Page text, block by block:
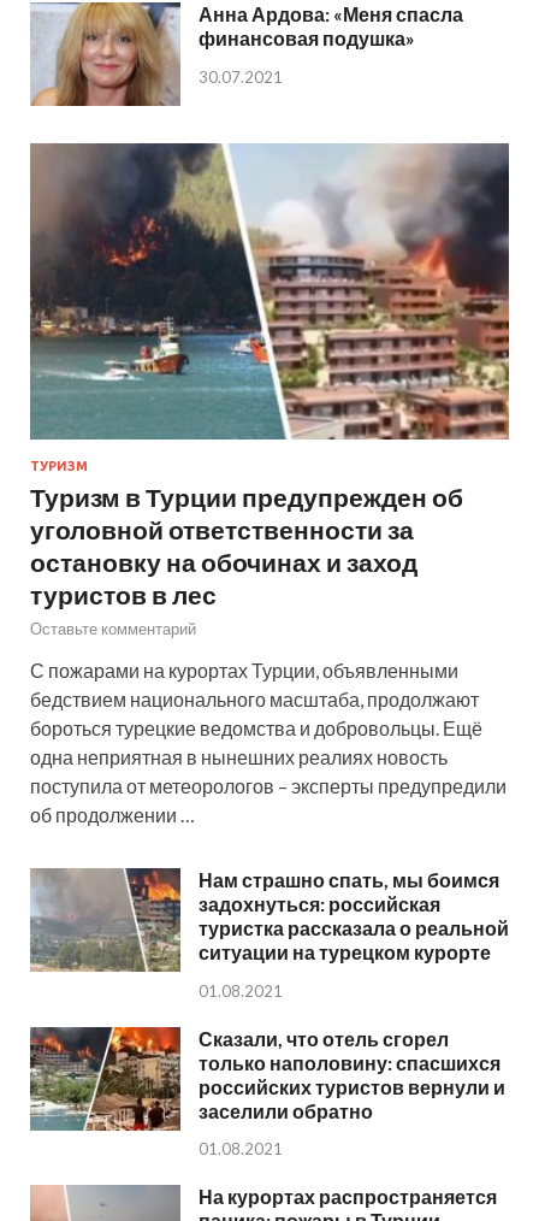
Анна Ардова: «Меня спасла
финансовая подушка»
30.07.2021
ТУРИЗМ
Туризм в Турции предупрежден об
уголовной ответственности за
остановку на обочинах и заход
туристов в лес
Оставьте комментарий
С пожарами на курортах Турции, объявленными
бедствием национального масштаба, продолжают
бороться турецкие ведомства и добровольцы. Ещё
одна неприятная в нынешних реалиях новость
поступила от метеорологов – эксперты предупредили
об продолжении …
Нам страшно спать, мы боимся
задохнуться: российская
туристка рассказала о реальной
ситуации на турецком курорте
01.08.2021
Сказали, что отель сгорел
только наполовину: спасшихся
российских туристов вернули и
заселили обратно
01.08.2021
На курортах распространяется